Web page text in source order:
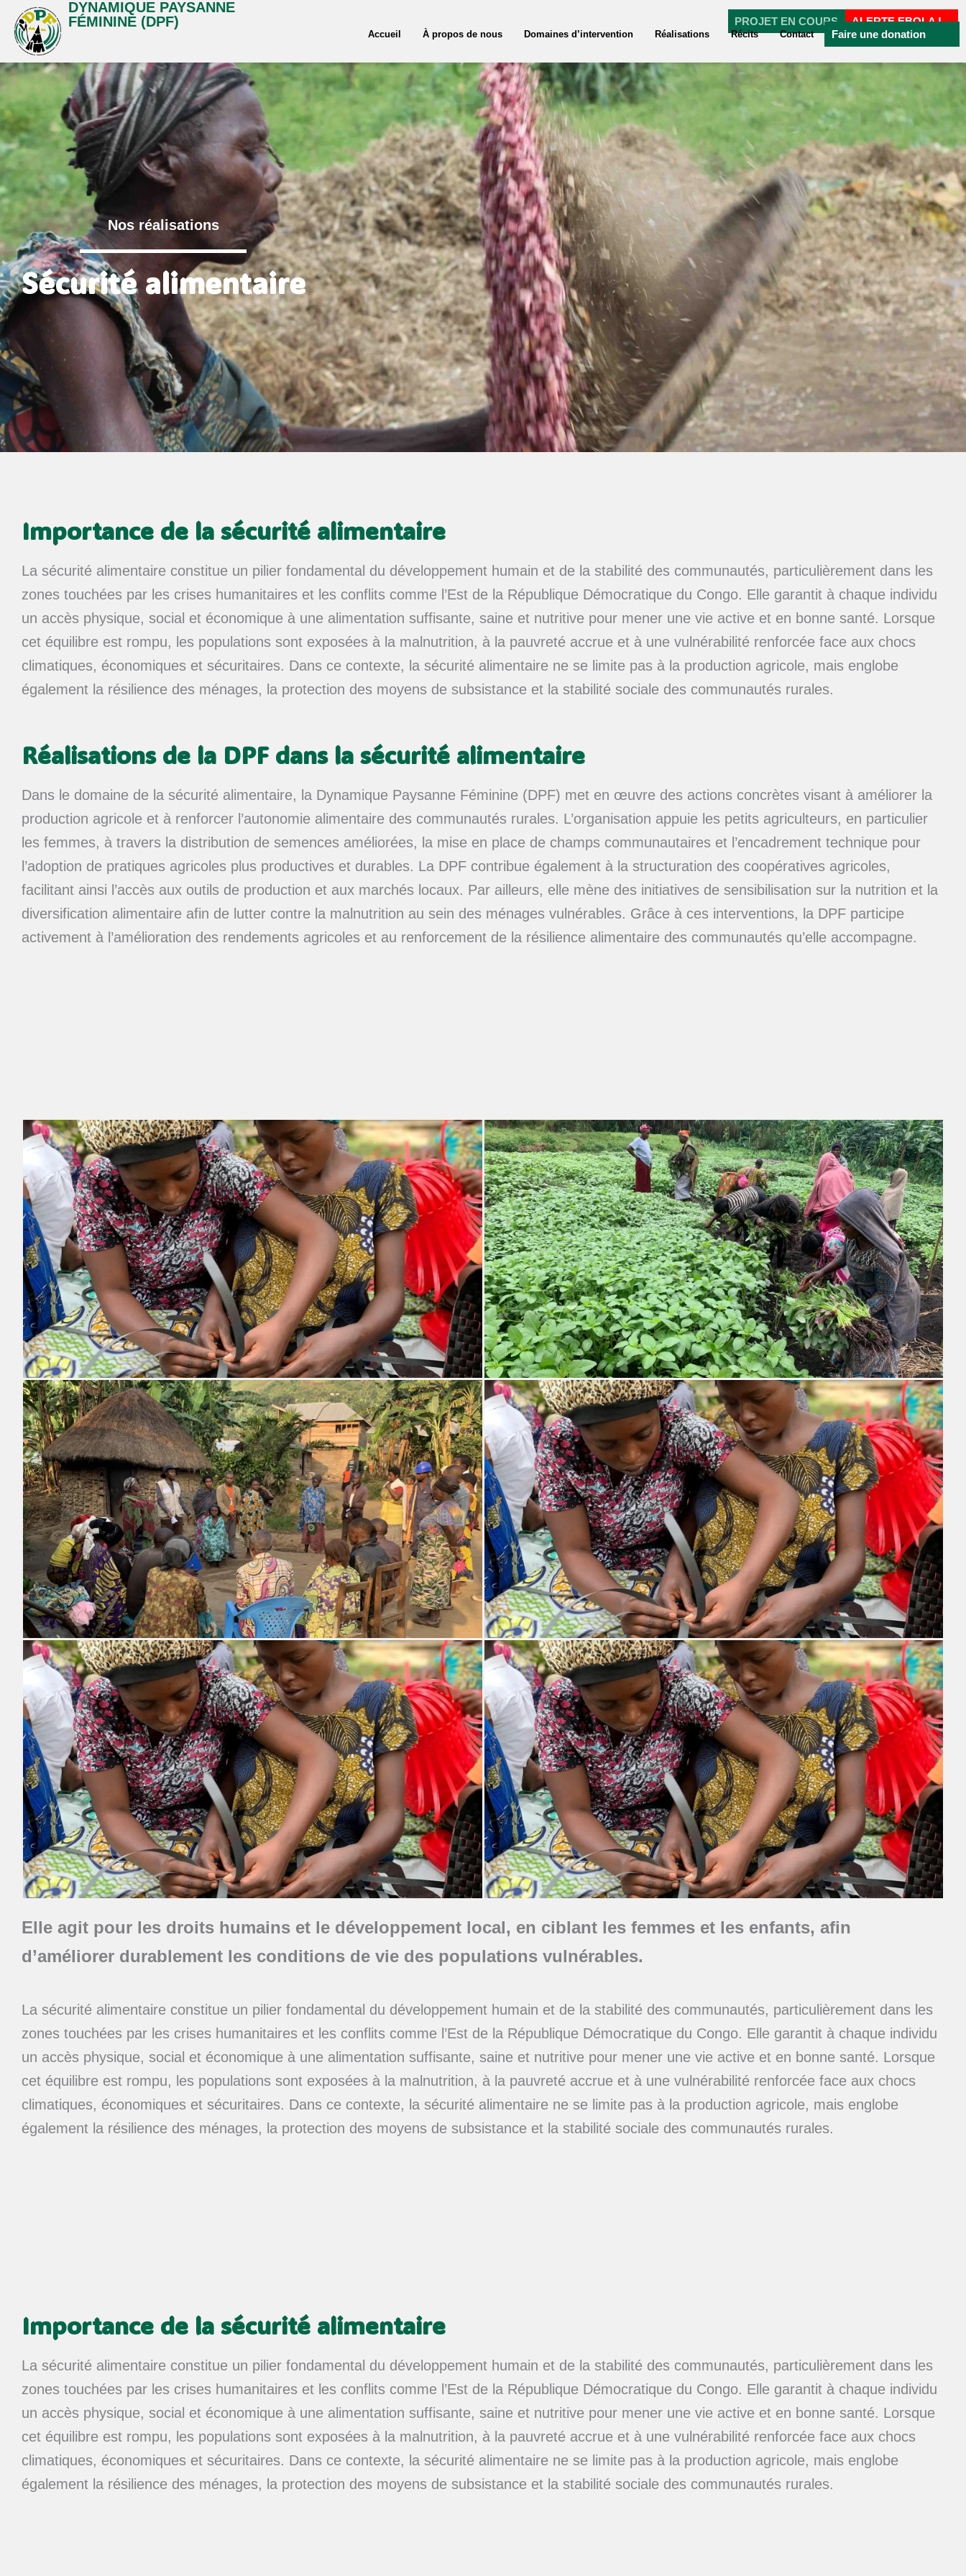
Aller
au
contenu
DYNAMIQUE PAYSANNE
FÉMININE (DPF)
PROJET EN COURS ALERTE EBOLA !
Accueil À propos de nous Domaines d’intervention Réalisations Récits Contact Faire une donation
Nos réalisations
Sécurité alimentaire
Importance de la sécurité alimentaire
La sécurité alimentaire constitue un pilier fondamental du développement humain et de la stabilité des communautés, particulièrement dans les
zones touchées par les crises humanitaires et les conflits comme l’Est de la République Démocratique du Congo. Elle garantit à chaque individu
un accès physique, social et économique à une alimentation suffisante, saine et nutritive pour mener une vie active et en bonne santé. Lorsque
cet équilibre est rompu, les populations sont exposées à la malnutrition, à la pauvreté accrue et à une vulnérabilité renforcée face aux chocs
climatiques, économiques et sécuritaires. Dans ce contexte, la sécurité alimentaire ne se limite pas à la production agricole, mais englobe
également la résilience des ménages, la protection des moyens de subsistance et la stabilité sociale des communautés rurales.
Réalisations de la DPF dans la sécurité alimentaire
Dans le domaine de la sécurité alimentaire, la Dynamique Paysanne Féminine (DPF) met en œuvre des actions concrètes visant à améliorer la
production agricole et à renforcer l’autonomie alimentaire des communautés rurales. L’organisation appuie les petits agriculteurs, en particulier
les femmes, à travers la distribution de semences améliorées, la mise en place de champs communautaires et l’encadrement technique pour
l’adoption de pratiques agricoles plus productives et durables. La DPF contribue également à la structuration des coopératives agricoles,
facilitant ainsi l’accès aux outils de production et aux marchés locaux. Par ailleurs, elle mène des initiatives de sensibilisation sur la nutrition et la
diversification alimentaire afin de lutter contre la malnutrition au sein des ménages vulnérables. Grâce à ces interventions, la DPF participe
activement à l’amélioration des rendements agricoles et au renforcement de la résilience alimentaire des communautés qu’elle accompagne.
Elle agit pour les droits humains et le développement local, en ciblant les femmes et les enfants, afin
d’améliorer durablement les conditions de vie des populations vulnérables.
La sécurité alimentaire constitue un pilier fondamental du développement humain et de la stabilité des communautés, particulièrement dans les
zones touchées par les crises humanitaires et les conflits comme l’Est de la République Démocratique du Congo. Elle garantit à chaque individu
un accès physique, social et économique à une alimentation suffisante, saine et nutritive pour mener une vie active et en bonne santé. Lorsque
cet équilibre est rompu, les populations sont exposées à la malnutrition, à la pauvreté accrue et à une vulnérabilité renforcée face aux chocs
climatiques, économiques et sécuritaires. Dans ce contexte, la sécurité alimentaire ne se limite pas à la production agricole, mais englobe
également la résilience des ménages, la protection des moyens de subsistance et la stabilité sociale des communautés rurales.
Importance de la sécurité alimentaire
La sécurité alimentaire constitue un pilier fondamental du développement humain et de la stabilité des communautés, particulièrement dans les
zones touchées par les crises humanitaires et les conflits comme l’Est de la République Démocratique du Congo. Elle garantit à chaque individu
un accès physique, social et économique à une alimentation suffisante, saine et nutritive pour mener une vie active et en bonne santé. Lorsque
cet équilibre est rompu, les populations sont exposées à la malnutrition, à la pauvreté accrue et à une vulnérabilité renforcée face aux chocs
climatiques, économiques et sécuritaires. Dans ce contexte, la sécurité alimentaire ne se limite pas à la production agricole, mais englobe
également la résilience des ménages, la protection des moyens de subsistance et la stabilité sociale des communautés rurales.